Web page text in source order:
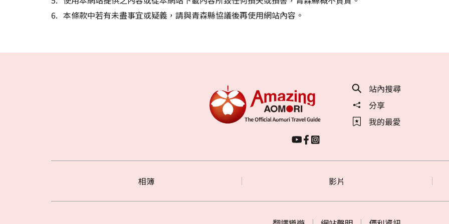
本條款中若有未盡事宜或疑義，請與青森縣協議後再使用網站內容。
站內搜尋
分享
我的最愛
相簿 影片